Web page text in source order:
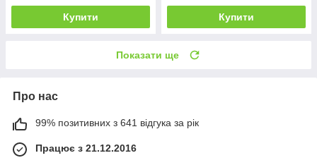
Купити Купити
Показати ще
Про нас
99% позитивних з 641 відгука за рік
Працює з 21.12.2016